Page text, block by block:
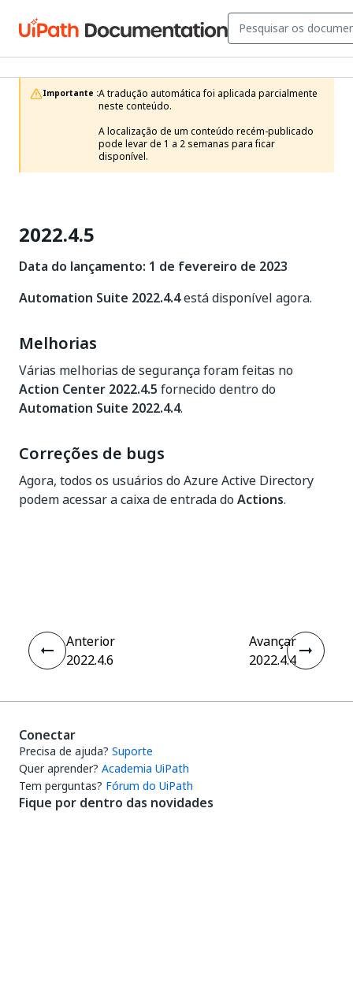
Importante :A tradução automática foi aplicada parcialmente
neste conteúdo.
A localização de um conteúdo recém-publicado
pode levar de 1 a 2 semanas para ficar
disponível.
2022.4.5
Data do lançamento: 1 de fevereiro de 2023
Automation Suite 2022.4.4está disponível agora.
Melhorias
Várias melhorias de segurança foram feitas no
Action Center 2022.4.5 fornecido dentro do
Automation Suite 2022.4.4.
Correções de bugs
Agora, todos os usuários do Azure Active Directory
podem acessar a caixa de entrada do Actions.
Anterior
2022.4.6
Avançar
2022.4.4
Conectar
Precisa de ajuda? Suporte
Quer aprender? Academia UiPath
Tem perguntas? Fórum do UiPath
Fique por dentro das novidades